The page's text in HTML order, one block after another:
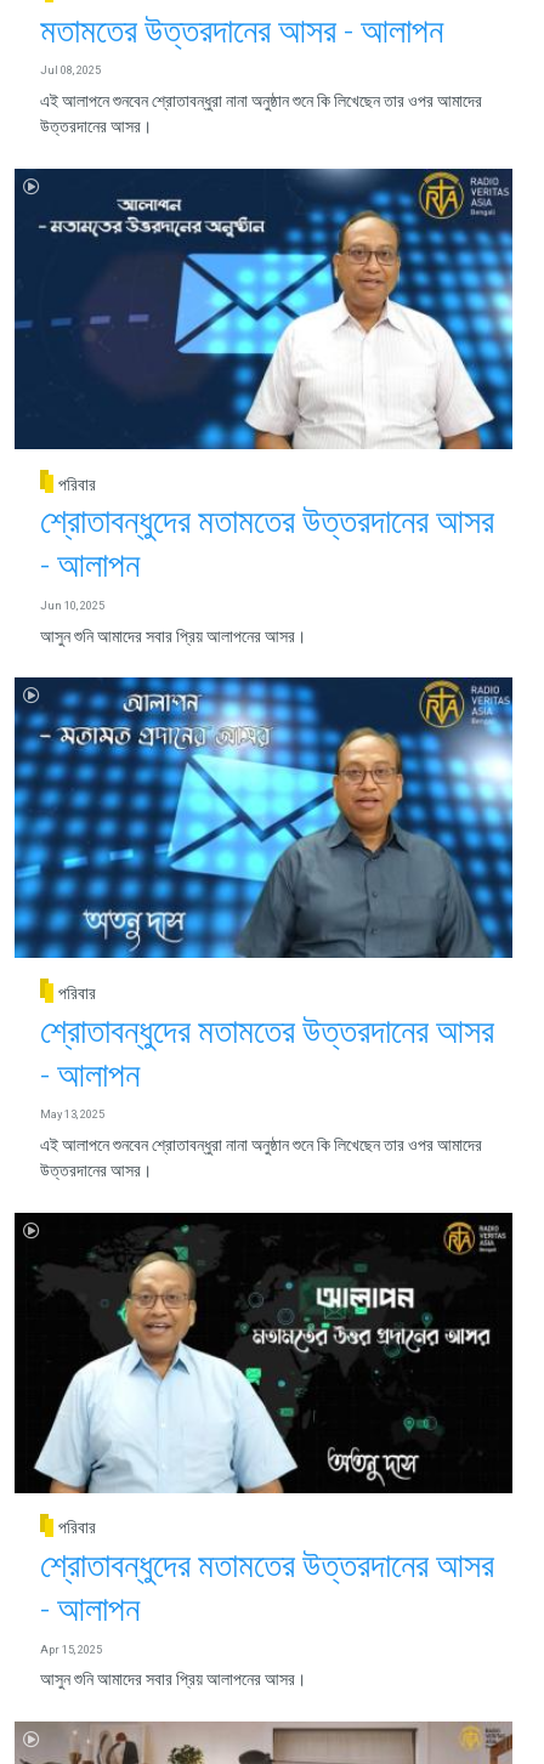
মতামতের উত্তরদানের আসর - আলাপন
Jul 08, 2025
এই আলাপনে শুনবেন শ্রোতাবন্ধুরা নানা অনুষ্ঠান শুনে কি লিখেছেন তার ওপর আমাদের
উত্তরদানের আসর।
পরিবার
শ্রোতাবন্ধুদের মতামতের উত্তরদানের আসর
- আলাপন
Jun 10, 2025
আসুন শুনি আমাদের সবার প্রিয় আলাপনের আসর।
পরিবার
শ্রোতাবন্ধুদের মতামতের উত্তরদানের আসর
- আলাপন
May 13, 2025
এই আলাপনে শুনবেন শ্রোতাবন্ধুরা নানা অনুষ্ঠান শুনে কি লিখেছেন তার ওপর আমাদের
উত্তরদানের আসর।
পরিবার
শ্রোতাবন্ধুদের মতামতের উত্তরদানের আসর
- আলাপন
Apr 15, 2025
​​​​​​​আসুন শুনি আমাদের সবার প্রিয় আলাপনের আসর।